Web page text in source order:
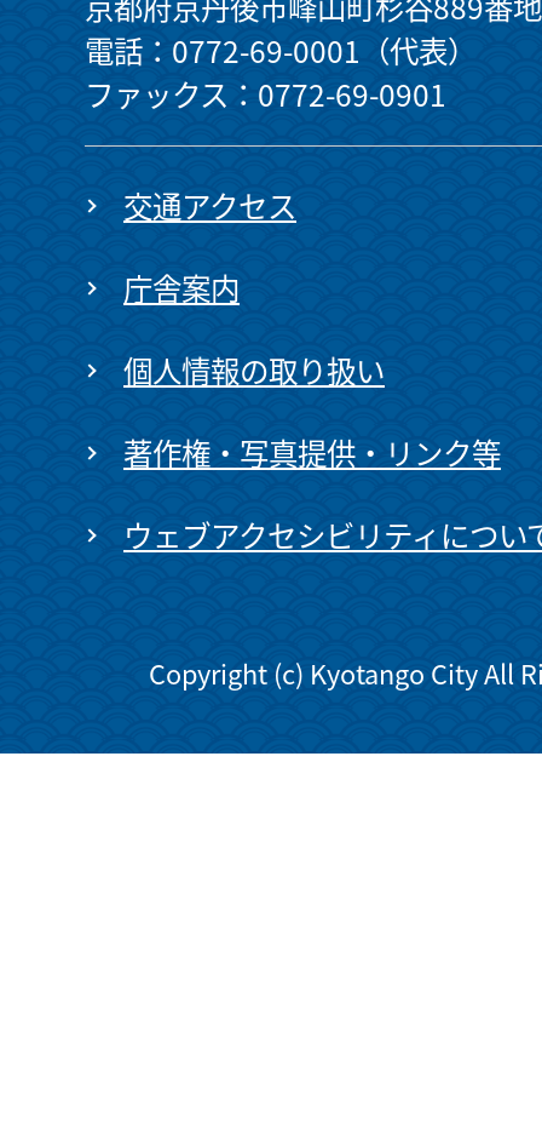
電話：0772-69-0001（代表）
ファックス：0772-69-0901
交通アクセス
庁舎案内
個人情報の取り扱い
著作権・写真提供・リンク等
ウェブアクセシビリティについ
Copyright (c) Kyotango City All